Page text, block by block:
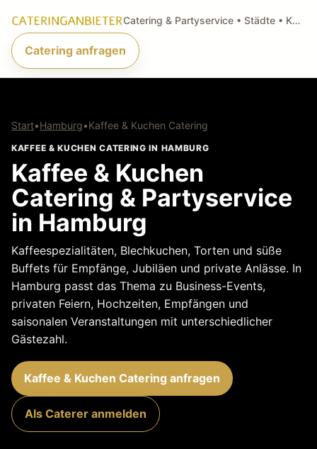
Catering & Partyservice • Städte • Küchenarten • Anfragen
Catering anfragen
Start•Hamburg•Kaffee & Kuchen Catering
KAFFEE & KUCHEN CATERING IN HAMBURG
Kaffee & Kuchen
Catering & Partyservice
in Hamburg
Kaffeespezialitäten, Blechkuchen, Torten und süße
Buffets für Empfänge, Jubiläen und private Anlässe. In
Hamburg passt das Thema zu Business-Events,
privaten Feiern, Hochzeiten, Empfängen und
saisonalen Veranstaltungen mit unterschiedlicher
Gästezahl.
Kaffee & Kuchen Catering anfragen
Als Caterer anmelden